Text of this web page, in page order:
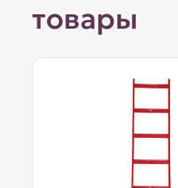
товары